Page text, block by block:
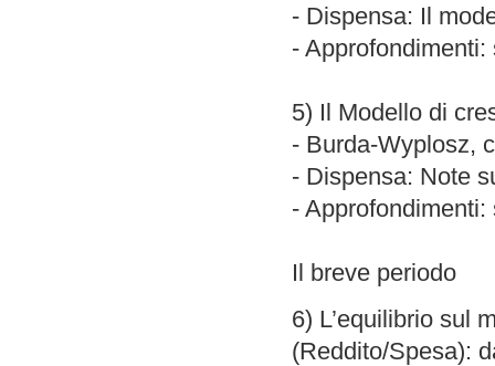
- Dispensa: Il
-
5) Il Modello di
- Burda-Wyplosz,
- Dispensa: Note
-
Il breve periodo
6) L’equilibrio sul
(Reddito/Spesa):